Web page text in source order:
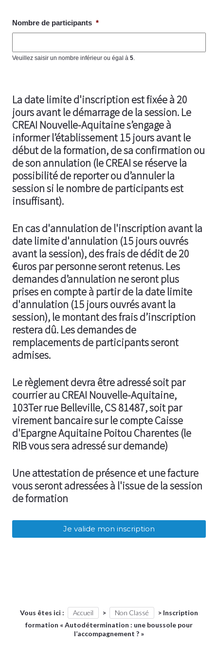
Nombre de participants *
Veuillez saisir un nombre inférieur ou égal à 5.
La date limite d'inscription est fixée à 20
jours avant le démarrage de la session. Le
CREAI Nouvelle-Aquitaine s’engage à
informer l’établissement 15 jours avant le
début de la formation, de sa confirmation ou
de son annulation (le CREAI se réserve la
possibilité de reporter ou d’annuler la
session si le nombre de participants est
insuffisant).
En cas d'annulation de l'inscription avant la
date limite d'annulation (15 jours ouvrés
avant la session), des frais de dédit de 20
€uros par personne seront retenus. Les
demandes d’annulation ne seront plus
prises en compte à partir de la date limite
d'annulation (15 jours ouvrés avant la
session), le montant des frais d’inscription
restera dû. Les demandes de
remplacements de participants seront
admises.
Le règlement devra être adressé soit par
courrier au CREAI Nouvelle-Aquitaine,
103Ter rue Belleville, CS 81487, soit par
virement bancaire sur le compte Caisse
d'Epargne Aquitaine Poitou Charentes (le
RIB vous sera adressé sur demande)
Une attestation de présence et une facture
vous seront adressées à l'issue de la session
de formation
Vous êtes ici : Accueil > Non Classé > Inscription
formation « Autodétermination : une boussole pour
l’accompagnement ? »